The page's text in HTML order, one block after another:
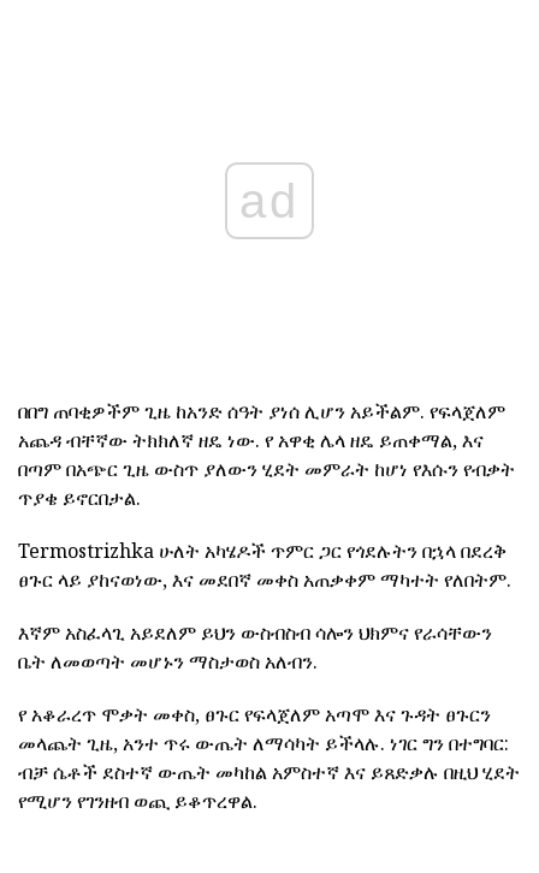
ad
በበግ ጠባቂዎችም ጊዜ ከአንድ ሰዓት ያነሰ ሊሆን አይችልም. የፍላጀለም
አጨዳ ብቸኛው ትክክለኛ ዘዴ ነው. የ አዋቂ ሌላ ዘዴ ይጠቀማል, እና
በጣም በአጭር ጊዜ ውስጥ ያለውን ሂደት መምራት ከሆነ የእሱን የብቃት
ጥያቄ ይኖርበታል.
Termostrizhka ሁለት አካሄዶች ጥምር ጋር የጎደሉትን በኋላ በደረቅ
ፀጉር ላይ ያከናወነው, እና መደበኛ መቀስ አጠቃቀም ማካተት የለበትም.
እኛም አስፈላጊ አይደለም ይህን ውስብስብ ሳሎን ህክምና የራሳቸውን
ቤት ለመወጣት መሆኑን ማስታወስ አለብን.
የ አቆራረጥ ሞቃት መቀስ, ፀጉር የፍላጀለም አጣሞ እና ጉዳት ፀጉርን
መላጨት ጊዜ, አንተ ጥሩ ውጤት ለማሳካት ይችላሉ. ነገር ግን በተግባር:
ብቻ ሴቶች ደስተኛ ውጤት መካከል አምስተኛ እና ይጸድቃሉ በዚህ ሂደት
የሚሆን የገንዘብ ወጪ ይቆጥረዋል.